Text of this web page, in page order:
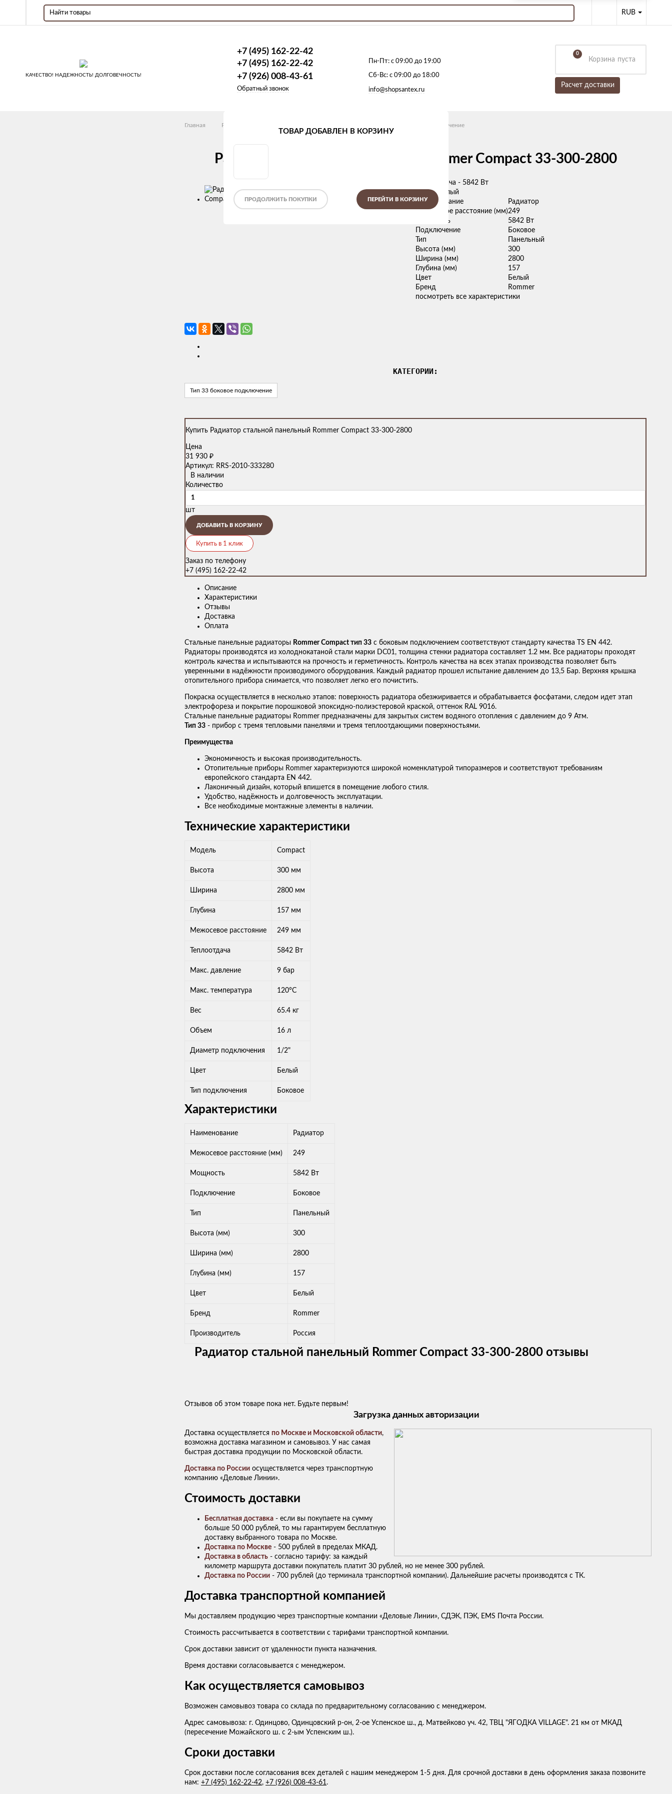
RUB
КАЧЕСТВО! НАДЕЖНОСТЬ! ДОЛГОВЕЧНОСТЬ!
+7 (495) 162-22-42
+7 (495) 162-22-42
+7 (926) 008-43-61
Обратный звонок
Пн-Пт:с 09:00 до 19:00
Сб-Вс:с 09:00 до 18:00
info@shopsantex.ru
0
Корзина пуста
Расчет доставки
Главная Радиаторы Тип 33 боковое подключение
Радиатор стальной панельный Rommer Compact 33-300-2800
товаров
Теплоотдача - 5842 Вт
Цвет - Белый
Наименование
Радиатор
Межосевое расстояние (мм)249
Мощность
5842 Вт
Подключение
Боковое
Тип
Панельный
Высота (мм)
300
Ширина (мм)
2800
Глубина (мм)
157
Цвет
Белый
Бренд
Rommer
посмотреть все характеристики
КАТЕГОРИИ:
Тип 33 боковое подключение
Купить Радиатор стальной панельный Rommer Compact 33-300-2800
Цена
31 930 ₽
Артикул: RRS-2010-333280
В наличии
Количество
шт
ДОБАВИТЬ В КОРЗИНУ
Купить в 1 клик
Заказ по телефону
+7 (495) 162-22-42
Описание
Характеристики
Отзывы
Доставка
Оплата
Стальные панельные радиаторы Rommer Compact тип 33 с боковым подключением соответствуют стандарту качества TS EN 442.
Радиаторы производятся из холоднокатаной стали марки DC01, толщина стенки радиатора составляет 1.2 мм. Все радиаторы проходят
контроль качества и испытываются на прочность и герметичность. Контроль качества на всех этапах производства позволяет быть
уверенными в надёжности производимого оборудования. Каждый радиатор прошел испытание давлением до 13,5 Бар. Верхняя крышка
отопительного прибора снимается, что позволяет легко его почистить.
Покраска осуществляется в несколько этапов: поверхность радиатора обезжиривается и обрабатывается фосфатами, следом идет этап
электрофореза и покрытие порошковой эпоксидно-полиэстеровой краской, оттенок RAL 9016.
Стальные панельные радиаторы Rommer предназначены для закрытых систем водяного отопления с давлением до 9 Атм.
Тип 33 - прибор с тремя тепловыми панелями и тремя теплоотдающими поверхностьями.
Преимущества
Экономичность и высокая производительность.
Отопительные приборы Rommer характеризуются широкой номенклатурой типоразмеров и соответствуют требованиям
европейского стандарта EN 442.
Лаконичный дизайн, который впишется в помещение любого стиля.
Удобство, надёжность и долговечность эксплуатации.
Все необходимые монтажные элементы в наличии.
Технические характеристики
Модель Compact
Высота 300 мм
Ширина 2800 мм
Глубина 157 мм
Межосевое расстояние 249 мм
Теплоотдача 5842 Вт
Макс. давление 9 бар
Макс. температура 120°С
Вес 65.4 кг
Объем 16 л
Диаметр подключения 1/2"
Цвет Белый
Тип подключения Боковое
Характеристики
Наименование Радиатор
Межосевое расстояние (мм) 249
Мощность 5842 Вт
Подключение Боковое
Тип Панельный
Высота (мм) 300
Ширина (мм) 2800
Глубина (мм) 157
Цвет Белый
Бренд Rommer
Производитель Россия
Радиатор стальной панельный Rommer Compact 33-300-2800 отзывы
Отзывов об этом товаре пока нет. Будьте первым!
Загрузка данных авторизации
Доставка осуществляется по Москве и Московской области,
возможна доставка магазином и самовывоз. У нас самая
быстрая доставка продукции по Московской области.
Доставка по России осуществляется через транспортную
компанию «Деловые Линии».
Стоимость доставки
Бесплатная доставка - если вы покупаете на сумму
больше 50 000 рублей, то мы гарантируем бесплатную
доставку выбранного товара по Москве.
Доставка по Москве - 500 рублей в пределах МКАД.
Доставка в область - согласно тарифу: за каждый
километр маршрута доставки покупатель платит 30 рублей, но не менее 300 рублей.
Доставка по России - 700 рублей (до терминала транспортной компании). Дальнейшие расчеты производятся с ТК.
Доставка транспортной компанией
Мы доставляем продукцию через транспортные компании «Деловые Линии», СДЭК, ПЭК, EMS Почта России.
Стоимость рассчитывается в соответствии с тарифами транспортной компании.
Срок доставки зависит от удаленности пункта назначения.
Время доставки согласовывается с менеджером.
Как осуществляется самовывоз
Возможен самовывоз товара со склада по предварительному согласованию с менеджером.
Адрес самовывоза: г. Одинцово, Одинцовский р-он, 2-ое Успенское ш., д. Матвейково уч. 42, ТВЦ "ЯГОДКА VILLAGE". 21 км от МКАД
(пересечение Можайского ш. с 2-ым Успенским ш.).
Сроки доставки
Срок доставки после согласования всех деталей с нашим менеджером 1-5 дня. Для срочной доставки в день оформления заказа позвоните
нам: +7 (495) 162-22-42, +7 (926) 008-43-61 .
ТОВАР ДОБАВЛЕН В КОРЗИНУ
ПРОДОЛЖИТЬ ПОКУПКИ ПЕРЕЙТИ В КОРЗИНУ